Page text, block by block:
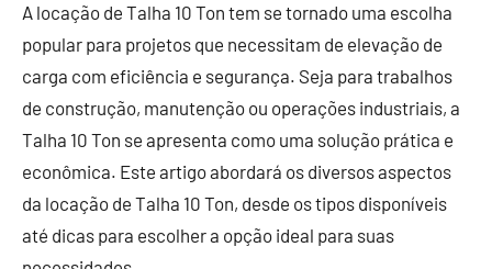
November
de
2023
A locação de Talha 10 Ton tem se tornado uma escolha
popular para projetos que necessitam de elevação de
carga com eficiência e segurança. Seja para trabalhos
de construção, manutenção ou operações industriais, a
Talha 10 Ton se apresenta como uma solução prática e
econômica. Este artigo abordará os diversos aspectos
da locação de Talha 10 Ton, desde os tipos disponíveis
até dicas para escolher a opção ideal para suas